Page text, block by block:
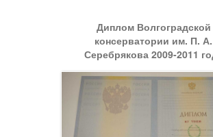
Диплом Волгоградской
консерватории им. П. А.
Серебрякова 2009-2011